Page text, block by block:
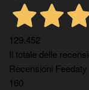
129.452
Il totale delle
Recensioni Feedaty
160